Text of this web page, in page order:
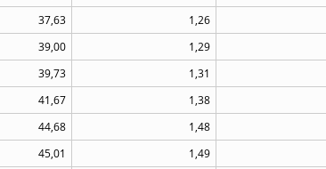
37,63 1,26
39,00 1,29
39,73 1,31
41,67 1,38
44,68 1,48
45,01 1,49